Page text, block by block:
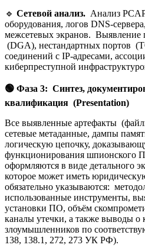
🔹 Сетевой анализ. Анализ
оборудования, логов DNS-
межсетевых экранов. Выявление
(DGA), нестандартных портов
соединений с IP-адресами,
киберпреступной
🟢 Фаза 3: Синтез,
квалификация (Presentation)
Все выявленные артефакты
сетевые метаданные, дампы
логическую цепочку,
функционирования шпионского
оформляются в виде детального
которое может иметь
обязательно указываются:
использованные инструменты,
установки ПО, объём
каналы утечки, а также выводы о
злоумышленников по
138, 138.1, 272, 273 УК РФ).